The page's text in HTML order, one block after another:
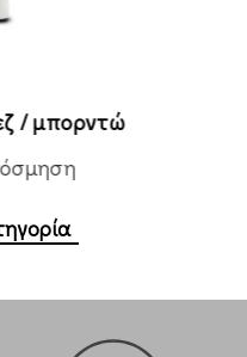
140x180cm
Διακόσμηση